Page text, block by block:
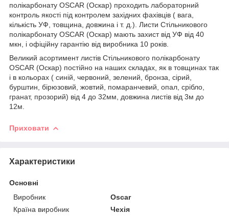
полікарбонату OSCAR (Оскар) проходить лабораторний
контроль якості під контролем західних фахівців ( вага,
кількість УФ, товщина, довжина і т. д.). Листи Стільникового
полікарбонату OSCAR (Оскар) мають захист від УФ від 40
мкн, і офіційну гарантію від виробника 10 років.
Великий асортимент листів Стільникового полікарбонату
OSCAR (Оскар) постійно на наших складах, як в товщинах так
і в кольорах ( синій, червоний, зелений, бронза, сірий,
бурштин, бірюзовий, жовтий, помаранчевий, опал, срібло,
гранат, прозорий) від 4 до 32мм, довжина листів від 3м до
12м.
Приховати
Характеристики
Основні
Виробник
Oscar
Країна виробник
Чехія